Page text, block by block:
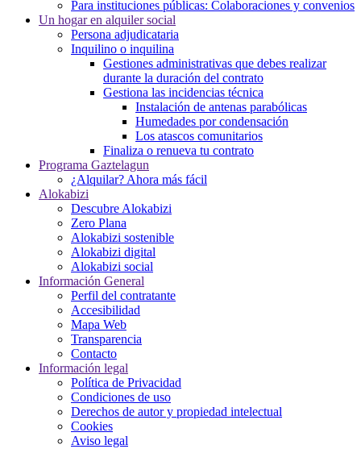
Para instituciones públicas: Colaboraciones y convenios
Un hogar en alquiler social
Persona adjudicataria
Inquilino o inquilina
Gestiones administrativas que debes realizar
durante la duración del contrato
Gestiona las incidencias técnica
Instalación de antenas parabólicas
Humedades por condensación
Los atascos comunitarios
Finaliza o renueva tu contrato
Programa Gaztelagun
¿Alquilar? Ahora más fácil
Alokabizi
Descubre Alokabizi
Zero Plana
Alokabizi sostenible
Alokabizi digital
Alokabizi social
Información General
Perfil del contratante
Accesibilidad
Mapa Web
Transparencia
Contacto
Información legal
Política de Privacidad
Condiciones de uso
Derechos de autor y propiedad intelectual
Cookies
Aviso legal